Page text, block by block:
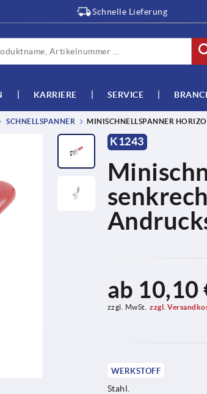
Schnelle Lieferung
KARRIERE SERVICE
SCHNELLSPANNER MINISCHNELLSPANNER
K1243
ab 10,10
zzgl. MwSt. zzgl.
WERKSTOFF
Stahl.